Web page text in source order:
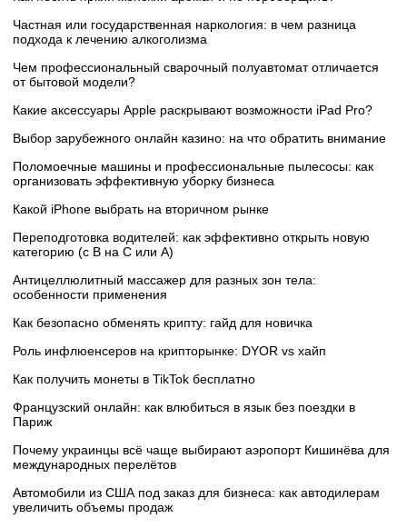
Частная или государственная наркология: в чем разница
подхода к лечению алкоголизма
Чем профессиональный сварочный полуавтомат отличается
от бытовой модели?
Какие аксессуары Apple раскрывают возможности iPad Pro?
Выбор зарубежного онлайн казино: на что обратить внимание
Поломоечные машины и профессиональные пылесосы: как
организовать эффективную уборку бизнеса
Какой iPhone выбрать на вторичном рынке
Переподготовка водителей: как эффективно открыть новую
категорию (с B на C или А)
Антицеллюлитный массажер для разных зон тела:
особенности применения
Как безопасно обменять крипту: гайд для новичка
Роль инфлюенсеров на крипторынке: DYOR vs хайп
Как получить монеты в TikTok бесплатно
Французский онлайн: как влюбиться в язык без поездки в
Париж
Почему украинцы всё чаще выбирают аэропорт Кишинёва для
международных перелётов
Автомобили из США под заказ для бизнеса: как автодилерам
увеличить объемы продаж